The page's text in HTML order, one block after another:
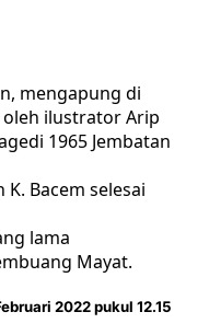
mengapung di
oleh ilustrator Arip
1965 Jembatan
Bacem selesai
lama
Mayat.
2022 pukul 12.15